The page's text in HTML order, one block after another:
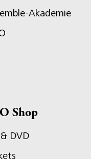
Akademie
Shop
DVD